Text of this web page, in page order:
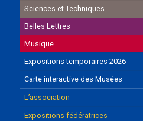
Sciences et Techniques
Belles Lettres
Musique
Expositions temporaires 2026
Carte interactive des Musées
L’association
Expositions fédératrices